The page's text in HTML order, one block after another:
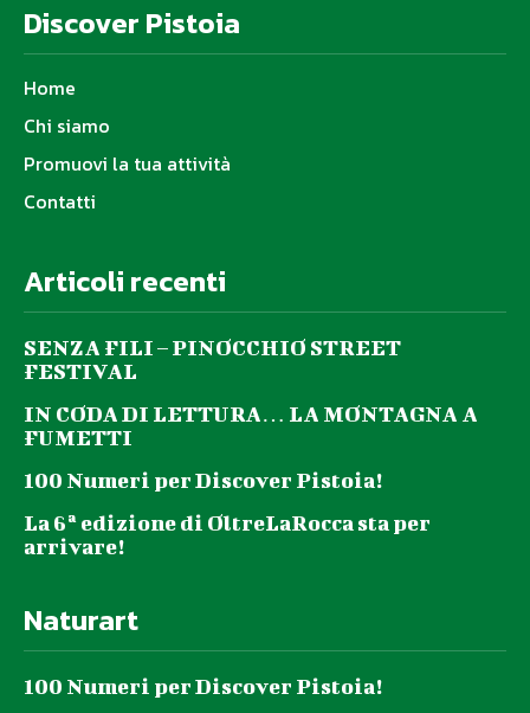
Discover Pistoia
Home
Chi siamo
Promuovi la tua attività
Contatti
Articoli recenti
SENZA FILI – PINOCCHIO STREET
FESTIVAL
IN CODA DI LETTURA… LA MONTAGNA A
FUMETTI
100 Numeri per Discover Pistoia!
La 6ª edizione di OltreLaRocca sta per
arrivare!
Naturart
100 Numeri per Discover Pistoia!